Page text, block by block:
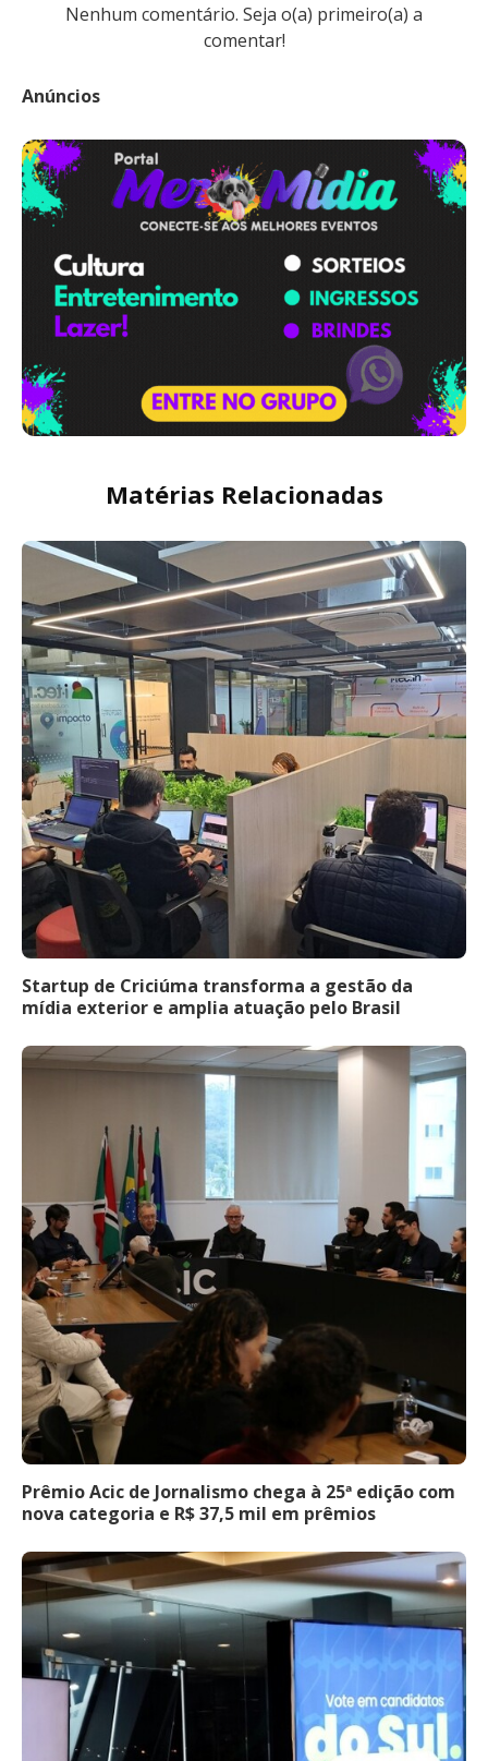
Nenhum comentário. Seja o(a) primeiro(a) a
comentar!
Anúncios
Matérias Relacionadas
Startup de Criciúma transforma a gestão da
mídia exterior e amplia atuação pelo Brasil
Prêmio Acic de Jornalismo chega à 25ª edição com
nova categoria e R$ 37,5 mil em prêmios